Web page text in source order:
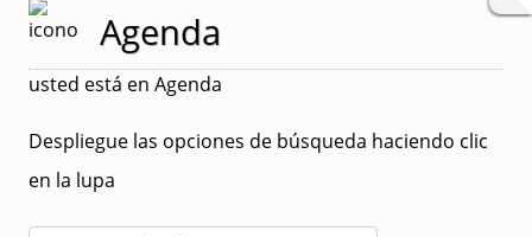
Agenda
usted está en Agenda
Despliegue las opciones de búsqueda haciendo clic
en la lupa